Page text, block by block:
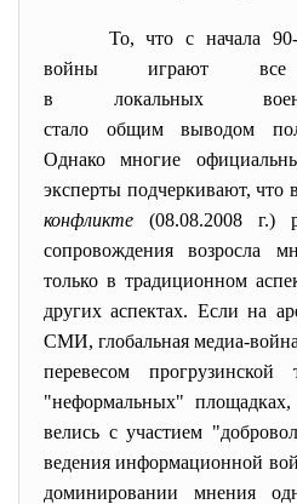
То, что с начала
войны играют
в локальных
стало общим выводом
Однако многие
эксперты подчеркивают, что в
конфликте (08.08.2008 г.)
сопровождения возросла
только в традиционном
других аспектах. Если на
СМИ, глобальная медиа-
перевесом
"неформальных"
велись с участием
ведения информационной
доминировании мнения